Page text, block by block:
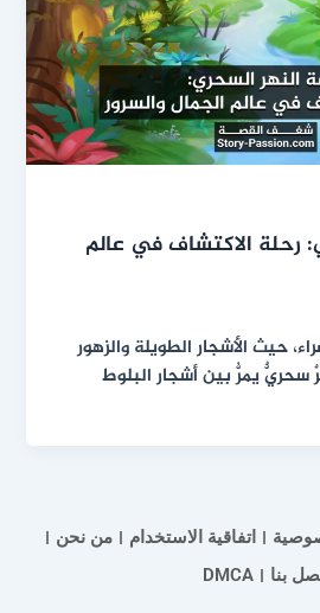
رحلة الاكتشاف في عالم
حيث الأشجار الطويلة والزهور
سحريٌّ يمرُّ بين أشجار البلوط
اتفاقية الاستخدام
من نحن
بنا
DMCA